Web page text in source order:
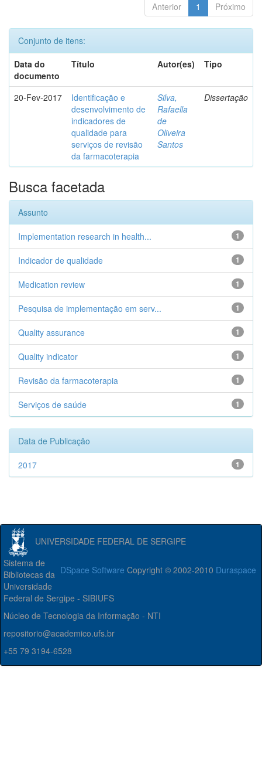
Anterior 1 Próximo
Conjunto de itens:
Data do
documento
Título Autor(es) Tipo
20-Fev-2017
Identificação e
desenvolvimento de
indicadores de
qualidade para
serviços de revisão
da farmacoterapia
Silva,
Rafaella
de
Oliveira
Santos
Dissertação
Busca facetada
Assunto
1
Implementation research in health...
1
Indicador de qualidade
1
Medication review
1
Pesquisa de implementação em serv...
1
Quality assurance
1
Quality indicator
1
Revisão da farmacoterapia
1
Serviços de saúde
Data de Publicação
1
2017
UNIVERSIDADE FEDERAL DE SERGIPE
DSpace Software Copyright © 2002-2010 Duraspace
Sistema de
Bibliotecas da
Universidade
Federal de Sergipe - SIBIUFS
Núcleo de Tecnologia da Informação - NTI
repositorio@academico.ufs.br
+55 79 3194-6528